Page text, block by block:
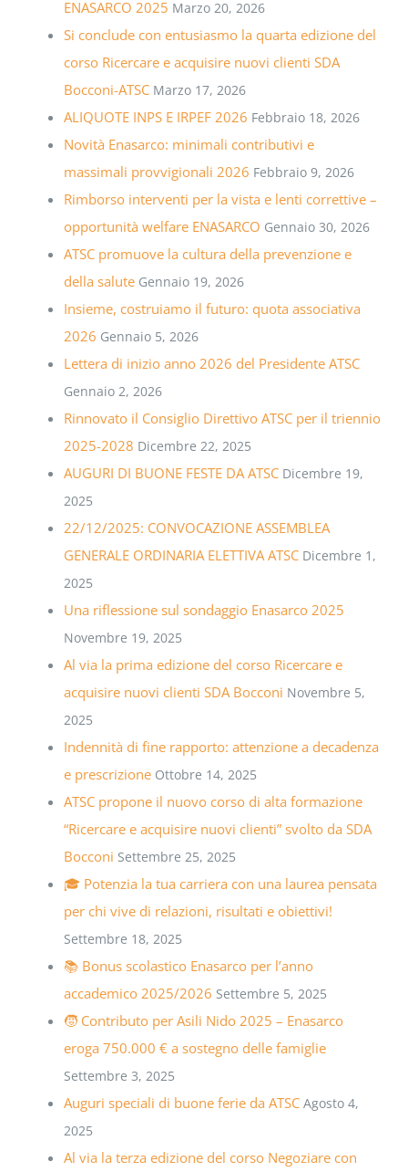
ENASARCO 2025 Marzo 20, 2026
Si conclude con entusiasmo la quarta edizione del
corso Ricercare e acquisire nuovi clienti SDA
Bocconi-ATSC Marzo 17, 2026
ALIQUOTE INPS E IRPEF 2026 Febbraio 18, 2026
Novità Enasarco: minimali contributivi e
massimali provvigionali 2026 Febbraio 9, 2026
Rimborso interventi per la vista e lenti correttive –
opportunità welfare ENASARCO Gennaio 30, 2026
ATSC promuove la cultura della prevenzione e
della salute Gennaio 19, 2026
Insieme, costruiamo il futuro: quota associativa
2026 Gennaio 5, 2026
Lettera di inizio anno 2026 del Presidente ATSC
Gennaio 2, 2026
Rinnovato il Consiglio Direttivo ATSC per il triennio
2025-2028 Dicembre 22, 2025
AUGURI DI BUONE FESTE DA ATSC Dicembre 19,
2025
22/12/2025: CONVOCAZIONE ASSEMBLEA
GENERALE ORDINARIA ELETTIVA ATSC Dicembre 1,
2025
Una riflessione sul sondaggio Enasarco 2025
Novembre 19, 2025
Al via la prima edizione del corso Ricercare e
acquisire nuovi clienti SDA Bocconi Novembre 5,
2025
Indennità di fine rapporto: attenzione a decadenza
e prescrizione Ottobre 14, 2025
ATSC propone il nuovo corso di alta formazione
“Ricercare e acquisire nuovi clienti” svolto da SDA
Bocconi Settembre 25, 2025
🎓 Potenzia la tua carriera con una laurea pensata
per chi vive di relazioni, risultati e obiettivi!
Settembre 18, 2025
📚 Bonus scolastico Enasarco per l’anno
accademico 2025/2026 Settembre 5, 2025
🧒 Contributo per Asili Nido 2025 – Enasarco
eroga 750.000 € a sostegno delle famiglie
Settembre 3, 2025
Auguri speciali di buone ferie da ATSC Agosto 4,
2025
Al via la terza edizione del corso Negoziare con